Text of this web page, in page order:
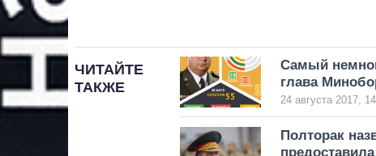
ЧИТАЙТЕ
ТАКЖЕ
Самый
глава
24 августа 2017,
Полторак